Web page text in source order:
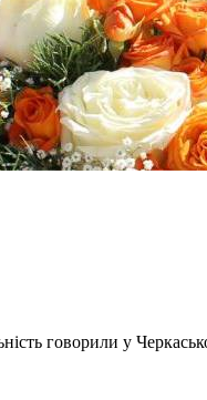
говорили у